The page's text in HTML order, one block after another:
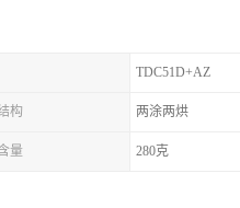
TDC51D+AZ
构 两涂两烘
量 280克